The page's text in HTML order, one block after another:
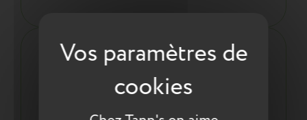
Les plus du produit :
Un sac à dos conçu pour durer :
Matière résistante à l'eau